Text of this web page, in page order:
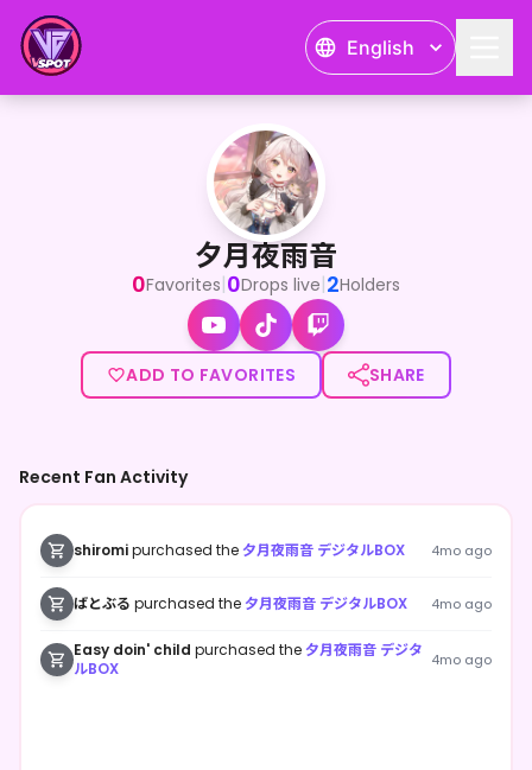
English
夕月夜雨音
youtube、twitchで活動中 主にゲーム配信を中心にスローラ
夕月夜雨音
0Favorites|0Drops live|2Holders
ADD TO FAVORITES SHARE
Recent Fan Activity
shiromipurchased the夕月夜雨音 デジタルBOX 4mo ago
ばとぶる purchased the夕月夜雨音 デジタルBOX 4mo ago
Easy doin' child purchased the夕月夜雨音 デジタ
ルBOX
4mo ago